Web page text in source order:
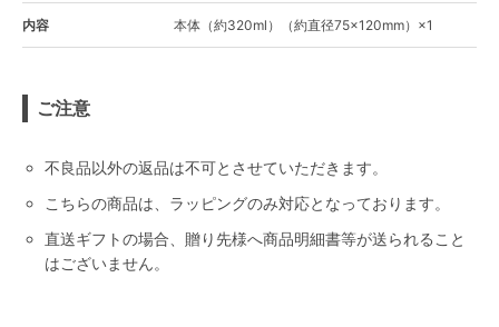
内容 本体（約320ml）（約直径75×120mm）×1
ご注意
不良品以外の返品は不可とさせていただきます。
こちらの商品は、ラッピングのみ対応となっております。
直送ギフトの場合、贈り先様へ商品明細書等が送られること
はございません。